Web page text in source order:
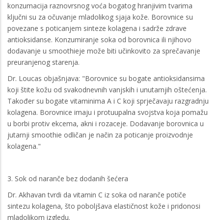
konzumacija raznovrsnog voća bogatog hranjivim tvarima
ključni su za očuvanje mladolikog sjaja kože. Borovnice su
povezane s poticanjem sinteze kolagena i sadrže zdrave
antioksidanse. Konzumiranje soka od borovnica ili njihovo
dodavanje u smoothieje može biti učinkovito za sprečavanje
preuranjenog starenja.
Dr. Loucas objašnjava: "Borovnice su bogate antioksidansima
koji štite kožu od svakodnevnih vanjskih i unutarnjih oštećenja.
Također su bogate vitaminima A i C koji sprječavaju razgradnju
kolagena. Borovnice imaju i protuupalna svojstva koja pomažu
u borbi protiv ekcema, akni i rozaceje. Dodavanje borovnica u
jutarnji smoothie odličan je način za poticanje proizvodnje
kolagena."
3. Sok od naranče bez dodanih šećera
Dr. Akhavan tvrdi da vitamin C iz soka od naranče potiče
sintezu kolagena, što poboljšava elastičnost kože i pridonosi
mladolikom izgledu.